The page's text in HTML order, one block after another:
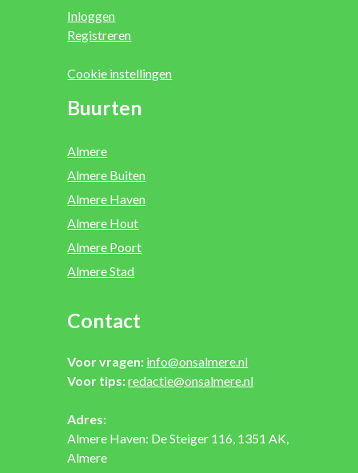
Inloggen
Registreren
Cookie instellingen
Buurten
Almere
Almere Buiten
Almere Haven
Almere Hout
Almere Poort
Almere Stad
Contact
Voor vragen: info@onsalmere.nl
Voor tips:redactie@onsalmere.nl
Adres:
Almere Haven: De Steiger 116, 1351 AK,
Almere